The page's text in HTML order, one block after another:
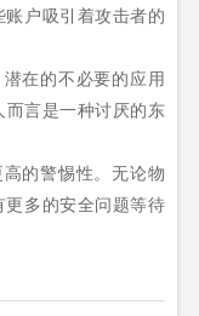
户吸引着攻击者的
在的不必要的应用
而言是一种讨厌的东
的警惕性。无论物
更多的安全问题等待